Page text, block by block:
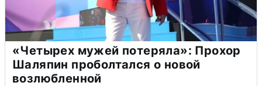
«Четырех мужей потеряла»: Прохор
Шаляпин проболтался о новой
возлюбленной